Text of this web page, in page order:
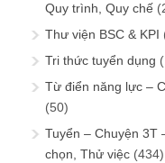
Quy trình, Quy chế
Thư viện BSC & KPI
Tri thức tuyển dụng
Từ điển năng lực –
(50)
Tuyển – Chuyện 3T
chọn, Thử việc (434)